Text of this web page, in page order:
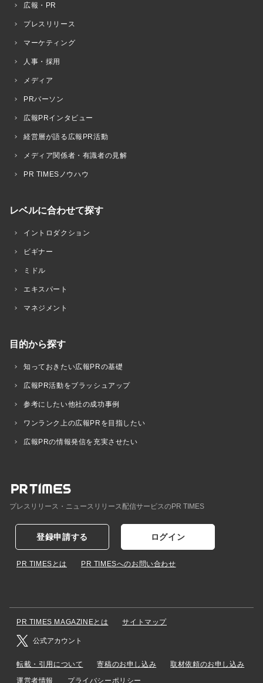
広報・PR
プレスリリース
マーケティング
人事・採用
メディア
PRパーソン
広報PRインタビュー
経営層が語る広報PR活動
メディア関係者・有識者の見解
PR TIMESノウハウ
レベルに合わせて探す
イントロダクション
ビギナー
ミドル
エキスパート
マネジメント
目的から探す
知っておきたい広報PRの基礎
広報PR活動をブラッシュアップ
参考にしたい他社の成功事例
ワンランク上の広報PRを目指したい
広報PRの情報発信を充実させたい
プレスリリース・ニュースリリース配信サービスのPR TIMES
登録申請する ログイン
PR TIMESとは PR TIMESへのお問い合わせ
PR TIMES MAGAZINEとは サイトマップ
公式アカウント
転載・引用について 寄稿のお申し込み
取材依頼のお申し込み
運営者情報
プライバシーポリシー